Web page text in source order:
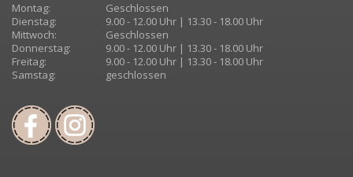
Montag:
Geschlossen
Dienstag:
9.00 - 12.00 Uhr | 13.30 - 18.00 Uhr
Mittwoch:
Geschlossen
Donnerstag:
9.00 - 12.00 Uhr | 13.30 - 18.00 Uhr
Freitag:
9.00 - 12.00 Uhr | 13.30 - 18.00 Uhr
Samstag:
geschlossen